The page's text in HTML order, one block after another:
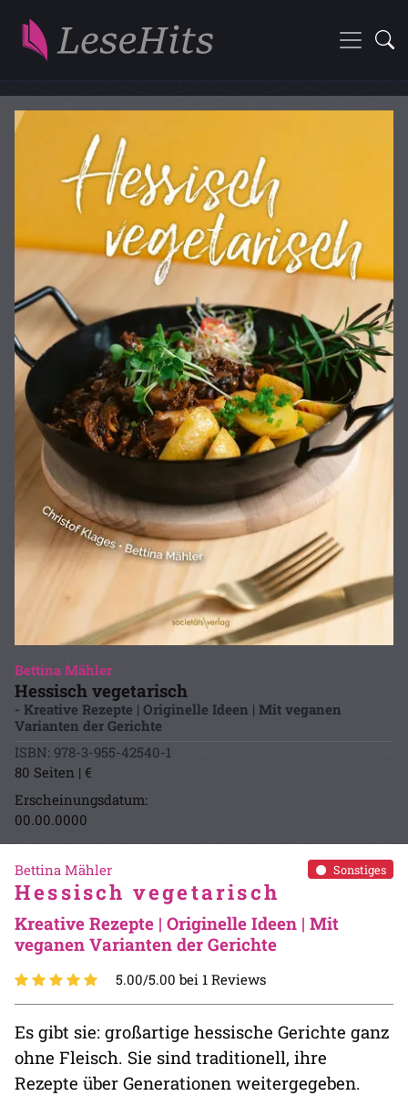
Bettina Mähler
Hessisch vegetarisch
- Kreative Rezepte | Originelle Ideen | Mit veganen
Varianten der Gerichte
ISBN: 978-3-955-42540-1
80 Seiten | €
Erscheinungsdatum:
00.00.0000
Sonstiges
Bettina Mähler
Hessisch vegetarisch
Kreative Rezepte | Originelle Ideen | Mit
veganen Varianten der Gerichte
5.00/5.00 bei 1 Reviews
Es gibt sie: großartige hessische Gerichte ganz
ohne Fleisch. Sie sind traditionell, ihre
Rezepte über Generationen weitergegeben.